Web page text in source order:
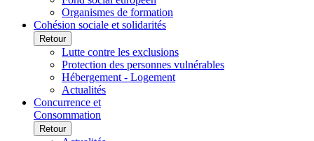
Organismes de formation
Cohésion sociale et solidarités
Retour
Lutte contre les exclusions
Protection des personnes vulnérables
Hébergement - Logement
Actualités
Concurrence et
Consommation
Retour